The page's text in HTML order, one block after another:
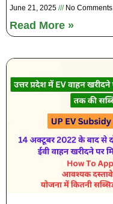
June 21, 2025 No Comments
Read More »